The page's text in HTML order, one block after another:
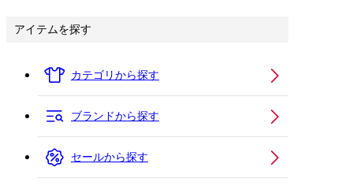
アイテムを探す
カテゴリから探す
ブランドから探す
セールから探す